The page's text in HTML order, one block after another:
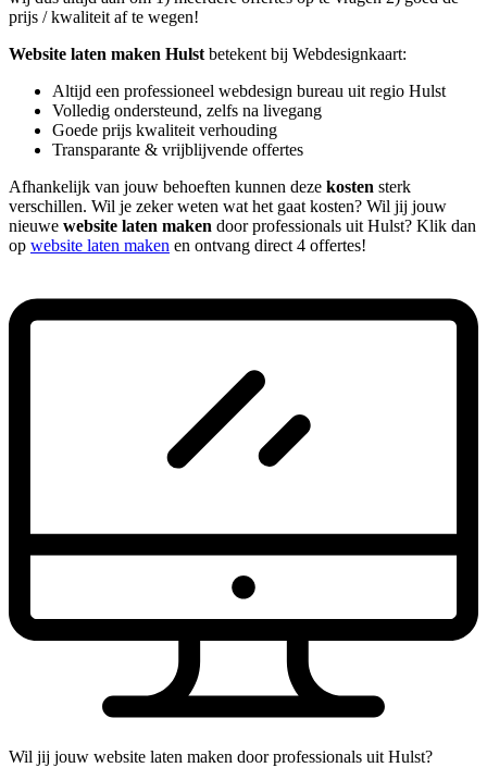
prijs / kwaliteit af te wegen!
Website laten maken Hulst betekent bij Webdesignkaart:
Altijd een professioneel webdesign bureau uit regio Hulst
Volledig ondersteund, zelfs na livegang
Goede prijs kwaliteit verhouding
Transparante & vrijblijvende offertes
Afhankelijk van jouw behoeften kunnen deze kosten sterk
verschillen. Wil je zeker weten wat het gaat kosten? Wil jij jouw
nieuwe website laten maken door professionals uit Hulst? Klik dan
op website laten maken en ontvang direct 4 offertes!
Wil jij jouw website laten maken door professionals uit Hulst?